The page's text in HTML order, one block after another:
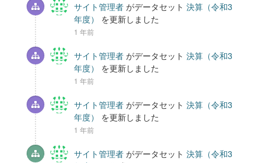
サイト管理者 がデータセット 決算（令和3
年度）
を更新しました
1 年前
サイト管理者 がデータセット 決算（令和3
年度）
を更新しました
1 年前
サイト管理者 がデータセット 決算（令和3
年度）
を更新しました
1 年前
サイト管理者 がデータセット 決算（令和3